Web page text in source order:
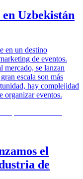
Uzbekistán
en un destino
de eventos.
mercado, se lanzan
escala son más
hay complejidad
organizar eventos.
el
de